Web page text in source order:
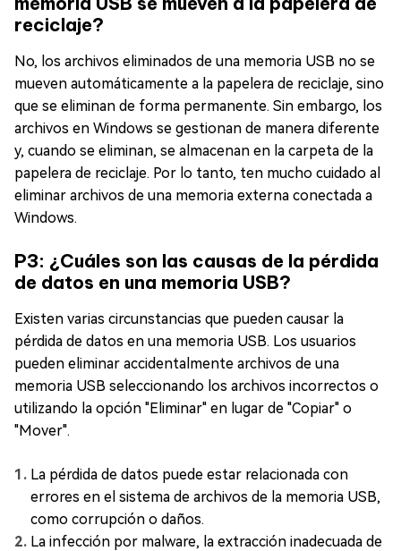
reciclaje?
No, los archivos eliminados de una memoria USB no se
mueven automáticamente a la papelera de reciclaje, sino
que se eliminan de forma permanente. Sin embargo, los
archivos en Windows se gestionan de manera diferente
y, cuando se eliminan, se almacenan en la carpeta de la
papelera de reciclaje. Por lo tanto, ten mucho cuidado al
eliminar archivos de una memoria externa conectada a
Windows.
P3: ¿Cuáles son las causas de la pérdida
de datos en una memoria USB?
Existen varias circunstancias que pueden causar la
pérdida de datos en una memoria USB. Los usuarios
pueden eliminar accidentalmente archivos de una
memoria USB seleccionando los archivos incorrectos o
utilizando la opción "Eliminar" en lugar de "Copiar" o
"Mover".
La pérdida de datos puede estar relacionada con
errores en el sistema de archivos de la memoria USB,
como corrupción o daños.
La infección por malware, la extracción inadecuada de